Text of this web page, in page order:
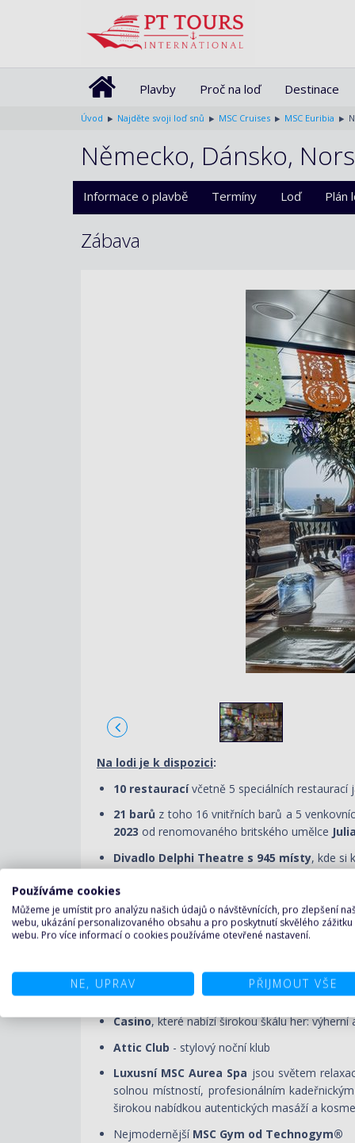
Plavby Proč na loď Destinace
Úvod Najděte svoji loď snů MSC Cruises MSC Euribia
Německo, Dánsko,
Informace o plavbě Termíny Loď Plán
Zábava
Na lodi je k dispozici:
10 restauracívčetně 5 speciálních
21 barů z toho 16 vnitřních barů a 5
2023 od renomovaného britského umělce
Divadlo Delphi Theatre s 945 místy, kde si
The Carousel Lounge, který se nachází na
řady volnočasových aktivit a také si užít živou
včetně rozsáhlého bazénu se
The Ocean Cay Aquapark, který je jedním z
dalších bazénů, funkcí a aktivit pro všechny
Casino, které nabízí širokou škálu her:
Attic Club - stylový noční klub
Luxusní MSC Aurea Spa jsou světem
solnou místností, profesionálním
širokou nabídkou autentických masáží a
NejmodernějšíMSC Gym od Technogym®
Používáme cookies
Můžeme je umístit pro analýzu našich údajů o návštěvnících, pro zlepšení
webu, ukázání personalizovaného obsahu a pro poskytnutí skvělého zážitku
webu. Pro více informací o cookies používáme otevřené nastavení.
NE, UPRAV PŘIJMOUT VŠE